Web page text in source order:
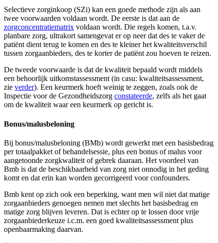
Selectieve zorginkoop (SZi) kan een goede methode zijn als aan
twee voorwaarden voldaan wordt. De eerste is dat aan de
zorgconcentratiematrix voldaan wordt. Die regels komen, t.a.v.
planbare zorg, ultrakort samengevat er op neer dat des te vaker de
patiënt dient terug te komen en des te kleiner het kwaliteitsverschil
tussen zorgaanbieders, des te korter de patiënt zou hoeven te reizen.
De tweede voorwaarde is dat de kwaliteit bepaald wordt middels
een behoorlijk uitkomstassessment (in casu: kwaliteitsassessment,
zie verder). Een keurmerk hoeft weinig te zeggen, zoals ook de
Inspectie voor de Gezondheidszorg constateerde, zelfs als het gaat
om de kwaliteit waar een keurmerk op gericht is.
Bonus/malusbeloning
Bij bonus/malusbeloning (BMb) wordt gewerkt met een basisbedrag
per totaalpakket of behandelsessie, plus een bonus of malus voor
aangetoonde zorgkwaliteit of gebrek daaraan. Het voordeel van
Bmb is dat de beschikbaarheid van zorg niet onnodig in het geding
komt en dat erin kan worden gecorrigeerd voor confounders.
Bmb kent op zich ook een beperking, want men wil niet dat matige
zorgaanbieders genoegen nemen met slechts het basisbedrag en
matige zorg blijven leveren. Dat is echter op te lossen door vrije
zorgaanbiederkeuze i.c.m. een goed kwaliteitsassessment plus
openbaarmaking daarvan.